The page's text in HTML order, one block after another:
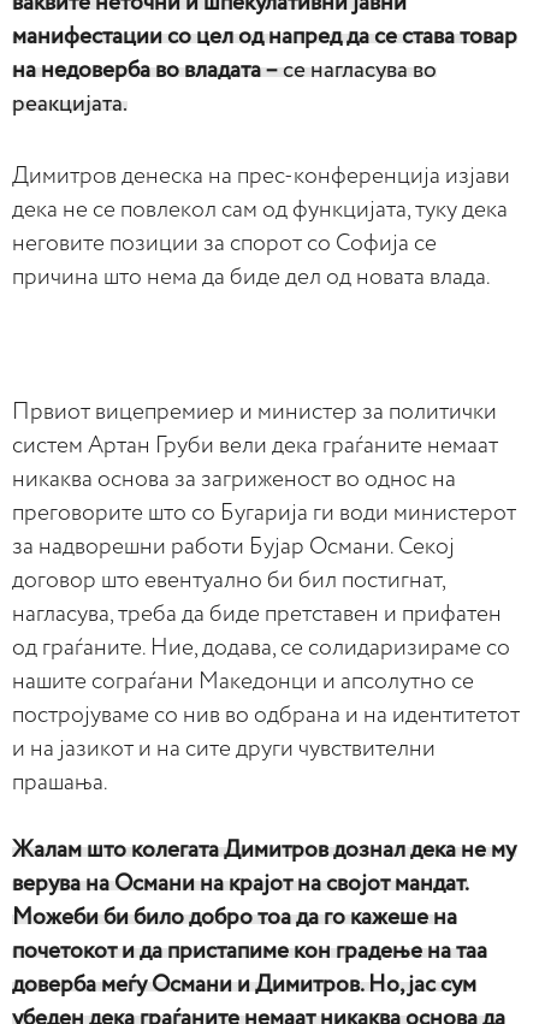
манифестации со цел од напред да се става товар
на недоверба во владата –се нагласува во
реакцијата.
Димитров денеска на прес-конференција изјави
дека не се повлекол сам од функцијата, туку дека
неговите позиции за спорот со Софија се
причина што нема да биде дел од новата влада.
Првиот вицепремиер и министер за политички
систем Артан Груби вели дека граѓаните немаат
никаква основа за загриженост во однос на
преговорите што со Бугарија ги води министерот
за надворешни работи Бујар Османи. Секој
договор што евентуално би бил постигнат,
нагласува, треба да биде претставен и прифатен
од граѓаните. Ние, додава, се солидаризираме со
нашите сограѓани Македонци и апсолутно се
постројуваме со нив во одбрана и на идентитетот
и на јазикот и на сите други чувствителни
прашања.
Жалам што колегата Димитров дознал дека не му
верува на Османи на крајот на својот мандат.
Можеби би било добро тоа да го кажеше на
почетокот и да пристапиме кон градење на таа
доверба меѓу Османи и Димитров. Но, јас сум
убеден дека граѓаните немаат никаква основа да